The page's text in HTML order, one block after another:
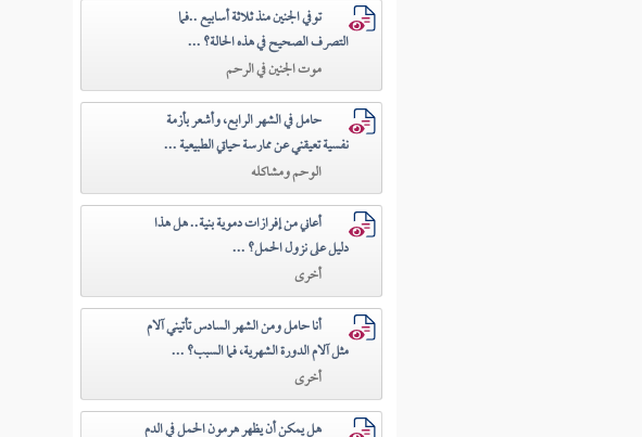
توفي الجنين منذ ثلاثة أسابيع ..فما
التصرف الصحيح في هذه الحالة؟ ...
موت الجنين في الرحم
حامل في الشهر الرابع، وأشعر بأزمة
نفسية تعيقني عن ممارسة حياتي الطبيعية ...
الوحم ومشاكله
أعاني من إفرازات دموية بنية.. هل هذا
دليل على نزول الحمل؟ ...
أخرى
أنا حامل ومن الشهر السادس تأتيني آلام
مثل آلام الدورة الشهرية، فما السبب؟ ...
أخرى
هل يمكن أن يظهر هرمون الحمل في الدم